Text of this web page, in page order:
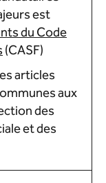
est
du Code
(CASF)
articles
aux
des
et des